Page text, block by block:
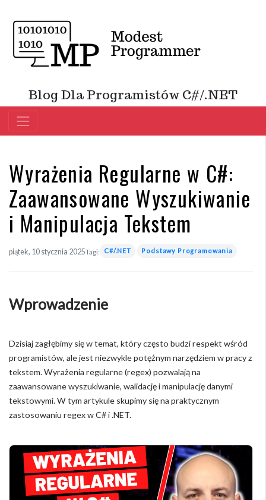
Blog Dla Programistów C#/.NET
Wyrażenia Regularne w C#:
Zaawansowane Wyszukiwanie
i Manipulacja Tekstem
piątek, 10 stycznia 2025Tagi: C#/.NET Podstawy Programowania
Wprowadzenie
Dzisiaj zagłębimy się w temat, który często budzi respekt wśród
programistów, ale jest niezwykle potężnym narzędziem w pracy z
tekstem. Wyrażenia regularne (regex) pozwalają na
zaawansowane wyszukiwanie, walidację i manipulację danymi
tekstowymi. W tym artykule skupimy się na praktycznym
zastosowaniu regex w C# i .NET.